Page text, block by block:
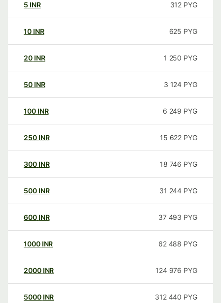
5 INR 312 PYG
10 INR 625 PYG
20 INR 1 250 PYG
50 INR 3 124 PYG
100 INR 6 249 PYG
250 INR 15 622 PYG
300 INR 18 746 PYG
500 INR 31 244 PYG
600 INR 37 493 PYG
1000 INR 62 488 PYG
2000 INR 124 976 PYG
5000 INR 312 440 PYG